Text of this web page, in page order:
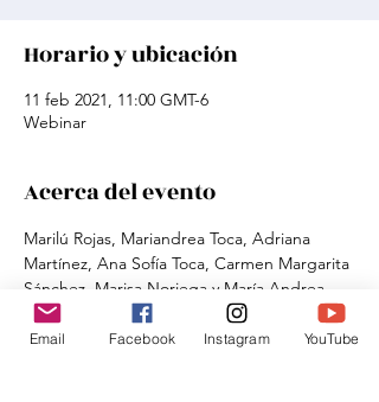
Horario y ubicación
11 feb 2021, 11:00 GMT-6
Webinar
Acerca del evento
Marilú Rojas, Mariandrea Toca, Adriana
Martínez, Ana Sofía Toca, Carmen Margarita
Sánchez, Marisa Noriega y María Andrea
González
Email Facebook Instagram YouTube